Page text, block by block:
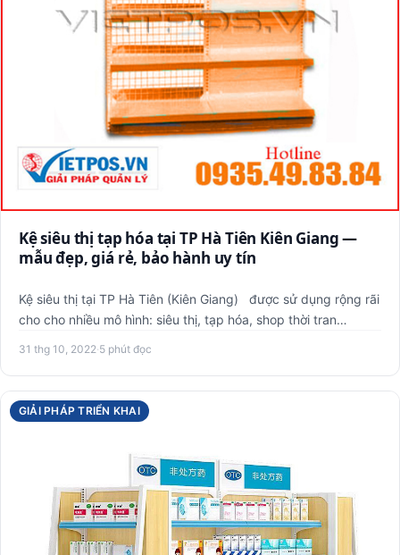
Kệ siêu thị tạp hóa tại TP Hà Tiên Kiên Giang —
mẫu đẹp, giá rẻ, bảo hành uy tín
Kệ siêu thị tại TP Hà Tiên (Kiên Giang) được sử dụng rộng rãi
cho cho nhiều mô hình: siêu thị, tạp hóa, shop thời tran…
31 thg 10, 2022·5 phút đọc
GIẢI PHÁP TRIỂN KHAI